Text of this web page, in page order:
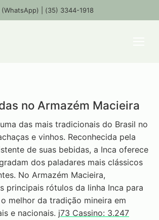
| (35) 3344-1918
no Armazém Macieira
das mais tradicionais do Brasil no
e vinhos. Reconhecida pela
de suas bebidas, a Inca oferece
dos paladares mais clássicos
No Armazém Macieira,
principais rótulos da linha Inca para
melhor da tradição mineira em
e nacionais. j73 Cassino: 3.247